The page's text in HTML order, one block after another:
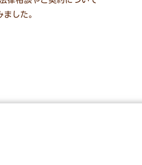
した。